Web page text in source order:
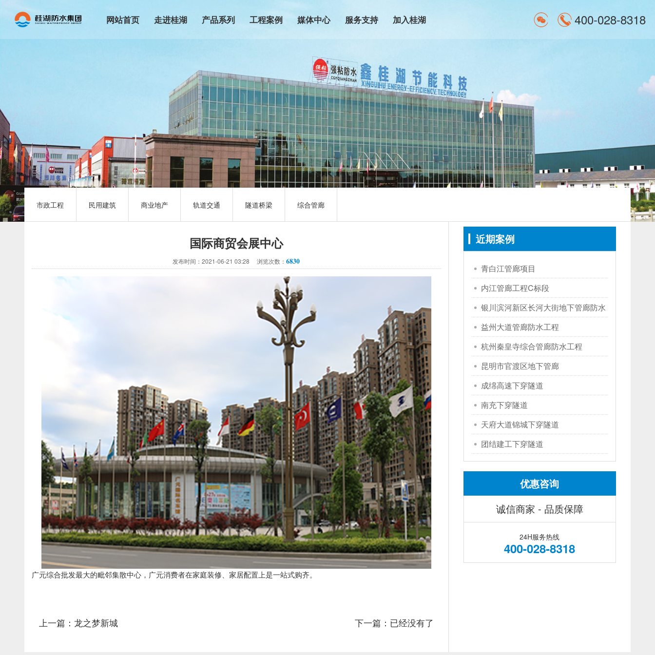
网站首页 走进桂湖
集团文化
发展历程
荣誉资质
企业展示
企业宣传片
产品系列
家装防水系列产品
防水涂膜系列产品
CGP强粘系列防水卷
材
高分子系列防水卷材
自粘系列防水卷材
改性沥青系列防水卷材
工程案例
商业地产
轨道交通
隧道桥梁
综合管廊
媒体中心
行业动态
媒体报道
服务支持
技术服务
防水知识
防伪查询
加入桂湖
联系我们
400-028-8318
市政工程 民用建筑 商业地产 轨道交通 隧道桥梁 综合管廊
国际商贸会展中心
发布时间：2021-06-21 03:28 浏览次数：6830
广元综合批发最大的毗邻集散中心，广元消费者在家庭装修、家居配置上是一站式购齐。
上一篇：龙之梦新城 下一篇：已经没有了
近期案例
青白江管廊项目
内江管廊工程C标段
银川滨河新区长河大街地下管廊防水
工程
益州大道管廊防水工程
杭州秦皇寺综合管廊防水工程
昆明市官渡区地下管廊
成绵高速下穿隧道
南充下穿隧道
天府大道锦城下穿隧道
团结建工下穿隧道
优惠咨询
诚信商家 - 品质保障
24H服务热线
400-028-8318